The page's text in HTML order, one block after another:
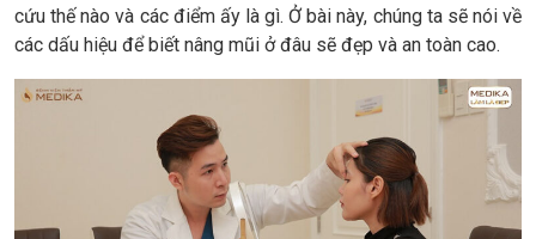
cứu thế nào và các điểm ấy là gì. Ở bài này, chúng ta sẽ nói về
các dấu hiệu để biết nâng mũi ở đâu sẽ đẹp và an toàn cao.